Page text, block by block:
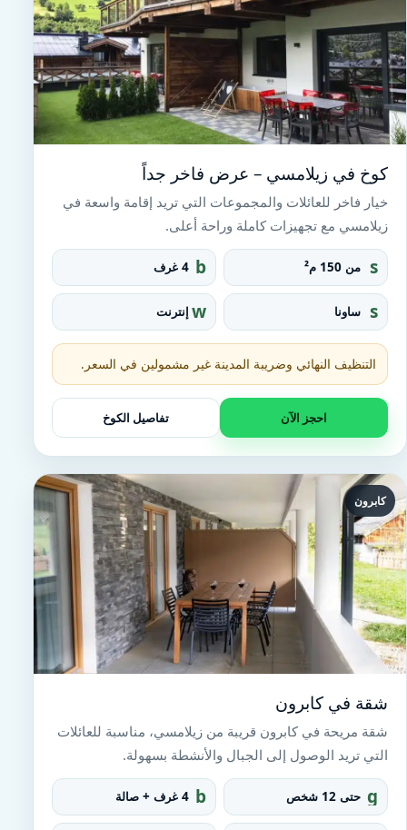
كوخ في زيلامسي – عرض فاخر جداً
خيار فاخر للعائلات والمجموعات التي تريد إقامة واسعة في
زيلامسي مع تجهيزات كاملة وراحة أعلى.
s
q
u
a
r
e_
fo
o
t
من 150 م² b
e
d
4 غرف
s
a
u
n
a
ساونا w
ifi
إنترنت
التنظيف النهائي وضريبة المدينة غير مشمولين في السعر.
احجز الآن تفاصيل الكوخ
كابرون
شقة في كابرون
شقة مريحة في كابرون قريبة من زيلامسي، مناسبة للعائلات
التي تريد الوصول إلى الجبال والأنشطة بسهولة.
g
r
حتى 12 شخص b
e
4 غرف + صالة